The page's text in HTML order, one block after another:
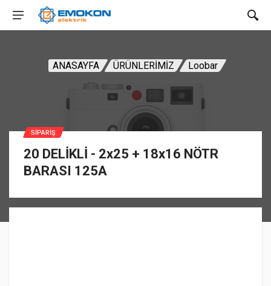
ANASAYFA ÜRÜNLERİMİZ Loobar
20 DELİKLİ - 2x25 + 18x16 NÖTR
BARASI 125A
SIPARIŞ